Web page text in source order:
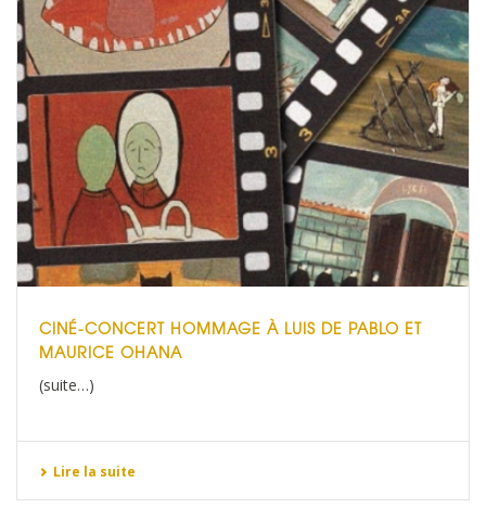
CINÉ-CONCERT HOMMAGE À LUIS DE PABLO ET
MAURICE OHANA
(suite…)
Lire la suite